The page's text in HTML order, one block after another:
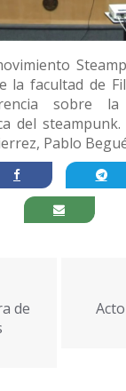
la facultad de
sobre
del
Pablo
de